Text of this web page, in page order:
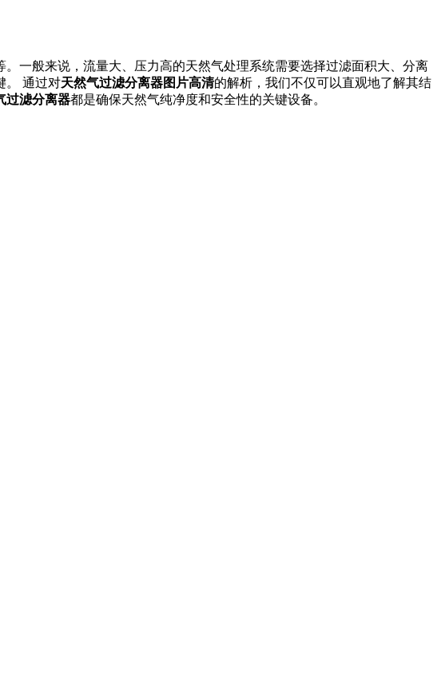
一般来说，流量大、压力高的天然气处理系统需要选择过滤面积大、分离
。 通过对天然气过滤分离器图片高清的解析，我们不仅可以直观地了解其结
过滤分离器都是确保天然气纯净度和安全性的关键设备。